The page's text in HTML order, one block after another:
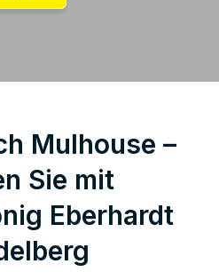
Mulhouse –
Sie mit
Eberhardt